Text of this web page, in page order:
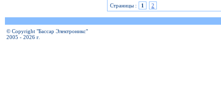
Страницы :
1 2
© Copyright "Бассар Электроникс"
2005 - 2026 г.